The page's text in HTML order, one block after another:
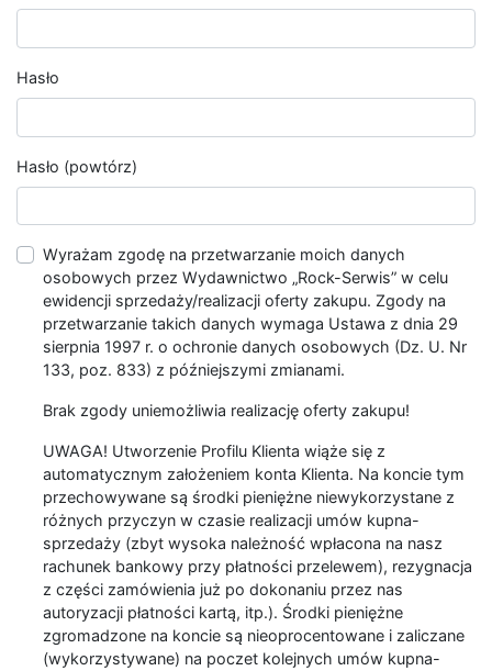
Hasło
Hasło (powtórz)
Wyrażam zgodę na przetwarzanie moich danych
osobowych przez Wydawnictwo „Rock-Serwis” w celu
ewidencji sprzedaży/realizacji oferty zakupu. Zgody na
przetwarzanie takich danych wymaga Ustawa z dnia 29
sierpnia 1997 r. o ochronie danych osobowych (Dz. U. Nr
133, poz. 833) z późniejszymi zmianami.
Brak zgody uniemożliwia realizację oferty zakupu!
UWAGA! Utworzenie Profilu Klienta wiąże się z
automatycznym założeniem konta Klienta. Na koncie tym
przechowywane są środki pieniężne niewykorzystane z
różnych przyczyn w czasie realizacji umów kupna-
sprzedaży (zbyt wysoka należność wpłacona na nasz
rachunek bankowy przy płatności przelewem), rezygnacja
z części zamówienia już po dokonaniu przez nas
autoryzacji płatności kartą, itp.). Środki pieniężne
zgromadzone na koncie są nieoprocentowane i zaliczane
(wykorzystywane) na poczet kolejnych umów kupna-